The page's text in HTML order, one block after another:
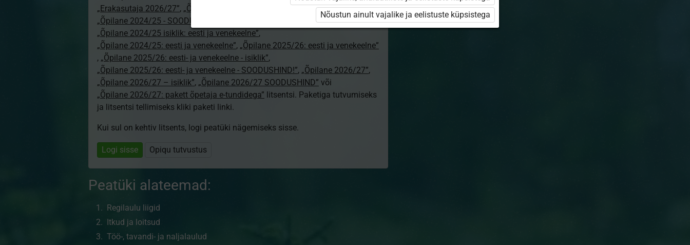
„Erakasutaja 2026/27”, „Õpilane 2024/25”
„Õpilane 2024/25 - SOODUSHIND!”
„Õpilane 2024/25 – isiklik”,
„Õpilane 2024/25 isiklik: eesti ja venekeelne”,
„Õpilane 2024/25: eesti ja venekeelne”, „Õpilane 2025/26: eesti ja venekeelne”
, „Õpilane 2025/26: eesti- ja venekeelne - isiklik”,
„Õpilane 2025/26: eesti- ja venekeelne - SOODUSHIND!”, „Õpilane 2026/27”,
„Õpilane 2026/27 – isiklik”, „Õpilane 2026/27 SOODUSHIND” või
„Õpilane 2026/27: pakett õpetaja e-tundidega” litsentsi. Paketiga tutvumiseks
ja litsentsi tellimiseks kliki paketi linki.
Kui sul on kehtiv litsents, logi peatüki nägemiseks sisse.
Logi sisse Opiqu tutvustus
Peatüki alateemad:
Regilaulu liigid
Itkud ja loitsud
Töö-, tavandi- ja naljalaulud
Nõustun ainult vajalike ja eelistuste küpsistega